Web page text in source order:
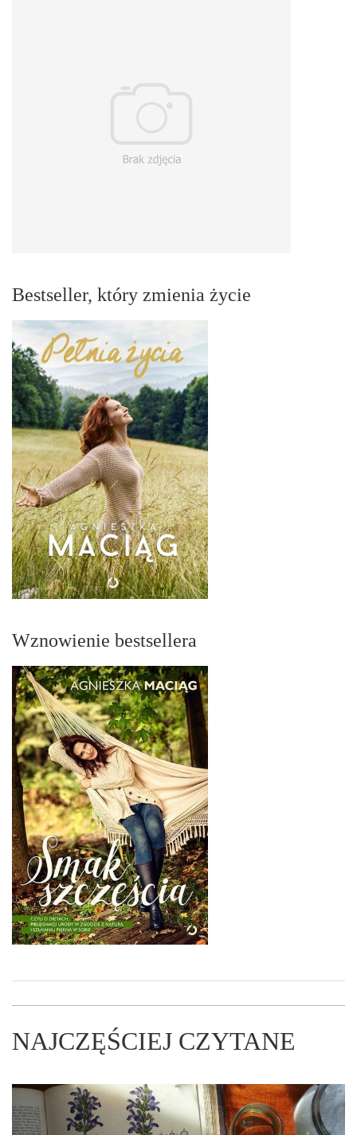
Bestseller, który zmienia życie
Wznowienie bestsellera
NAJCZĘŚCIEJ CZYTANE